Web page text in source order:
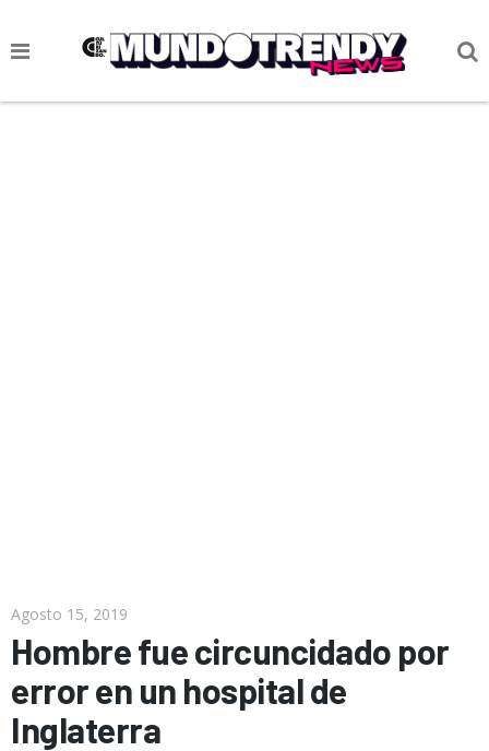
NOTICIAS
Agosto 15, 2019
Hombre fue circuncidado por
error en un hospital de
Inglaterra